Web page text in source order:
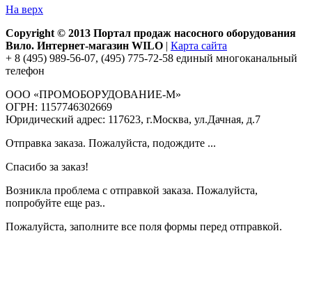
На верх
Copyright © 2013 Портал продаж насосного оборудования
Вило. Интернет-магазин WILO | Карта сайта
+ 8 (495) 989-56-07, (495) 775-72-58 единый многоканальный
телефон
ООО «ПРОМОБОРУДОВАНИЕ-М»
ОГРН: 1157746302669
Юридический адрес: 117623, г.Москва, ул.Дачная, д.7
Отправка заказа. Пожалуйста, подождите ...
Спасибо за заказ!
Возникла проблема с отправкой заказа. Пожалуйста,
попробуйте еще раз..
Пожалуйста, заполните все поля формы перед отправкой.